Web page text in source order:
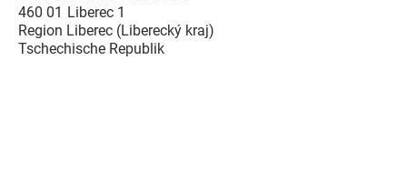
460 01 Liberec 1
Region Liberec (Liberecký kraj)
Tschechische Republik